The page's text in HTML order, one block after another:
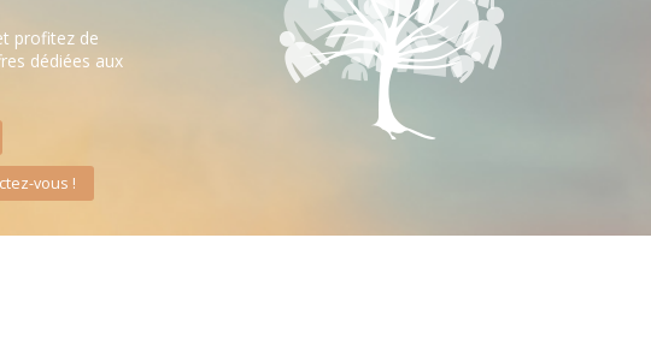
profitez de
dédiées aux
vous !